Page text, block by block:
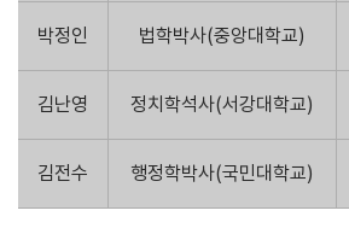
박정인 법학박사(중앙대학교)
김난영 정치학석사(서강대학교)
김전수 행정학박사(국민대학교)